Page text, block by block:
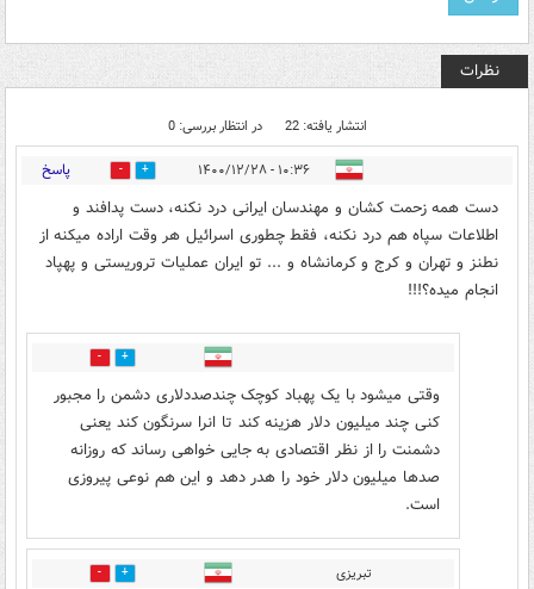
نظرات
انتشار یافته: 22 در انتظار بررسی: 0
۱۰:۳۶ - ۱۴۰۰/۱۲/۲۸ 7 پاسخ
دست همه زحمت کشان و مهندسان ایرانی درد نکنه، دست پدافند و
اطلاعات سپاه هم درد نکنه، فقط چطوری اسرائیل هر وقت اراده میکنه از
نطنز و تهران و کرج و کرمانشاه و ... تو ایران عملیات تروریستی و پهپاد
انجام میده؟!!!
1
وقتی میشود با یک پهباد کوچک چندصددلاری دشمن را مجبور
کنی چند میلیون دلار هزینه کند تا انرا سرنگون کند یعنی
دشمنت را از نظر اقتصادی به جایی خواهی رساند که روزانه
صدها میلیون دلار خود را هدر دهد و این هم نوعی پیروزی
است.
تبریزی 4